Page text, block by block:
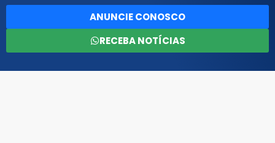
ANUNCIE CONOSCO
RECEBA NOTÍCIAS